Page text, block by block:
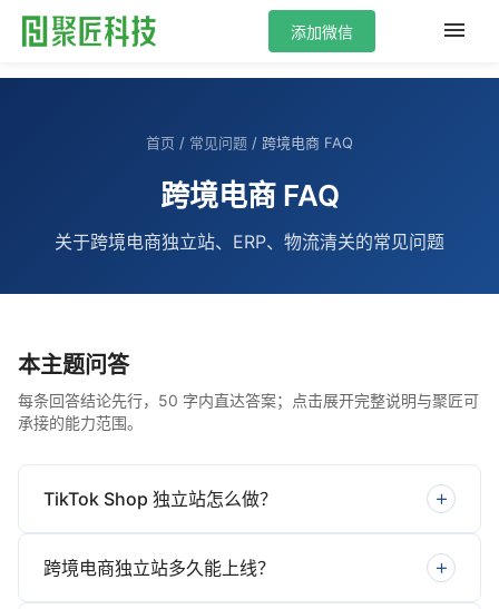
添加微信
首页 / 常见问题 / 跨境电商 FAQ
跨境电商 FAQ
关于跨境电商独立站、ERP、物流清关的常见问题
本主题问答
每条回答结论先行，50 字内直达答案；点击展开完整说明与聚匠可
承接的能力范围。
TikTok Shop 独立站怎么做？
跨境电商独立站多久能上线？